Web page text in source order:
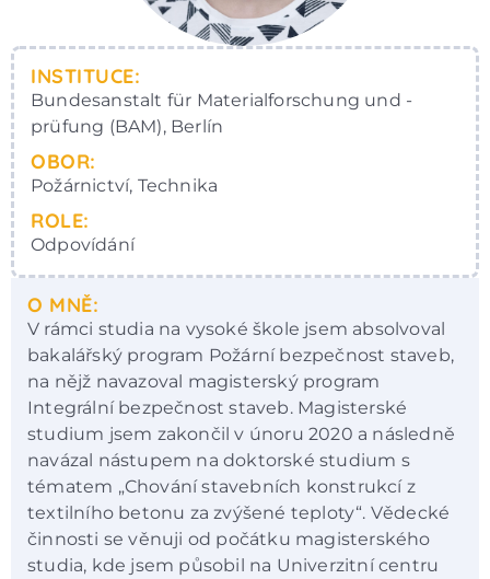
INSTITUCE:
Bundesanstalt für Materialforschung und -
prüfung (BAM), Berlín
OBOR:
Požárnictví, Technika
ROLE:
Odpovídání
O MNĚ:
V rámci studia na vysoké škole jsem absolvoval
bakalářský program Požární bezpečnost staveb,
na nějž navazoval magisterský program
Integrální bezpečnost staveb. Magisterské
studium jsem zakončil v únoru 2020 a následně
navázal nástupem na doktorské studium s
tématem „Chování stavebních konstrukcí z
textilního betonu za zvýšené teploty“. Vědecké
činnosti se věnuji od počátku magisterského
studia, kde jsem působil na Univerzitní centru